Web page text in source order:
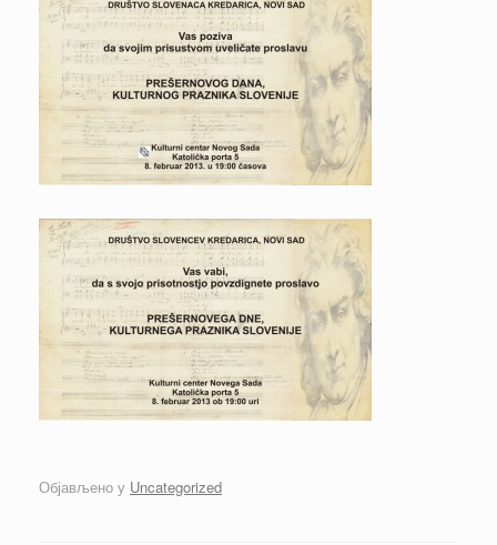
Објављено у Uncategorized